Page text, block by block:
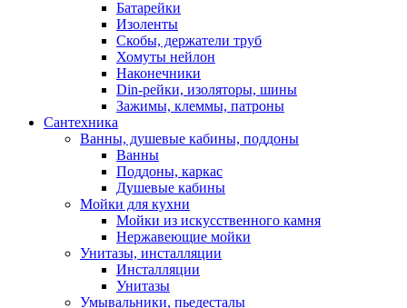
Батарейки
Изоленты
Скобы, держатели труб
Хомуты нейлон
Наконечники
Din-рейки, изоляторы, шины
Зажимы, клеммы, патроны
Сантехника
Ванны, душевые кабины, поддоны
Ванны
Поддоны, каркас
Душевые кабины
Мойки для кухни
Мойки из искусственного камня
Нержавеющие мойки
Унитазы, инсталляции
Инсталляции
Унитазы
Умывальники, пьедесталы